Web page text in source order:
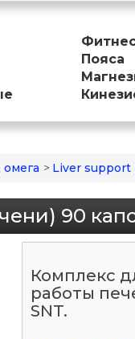
Пояса
> Liver support
90
Комплекс
работы
SNT.